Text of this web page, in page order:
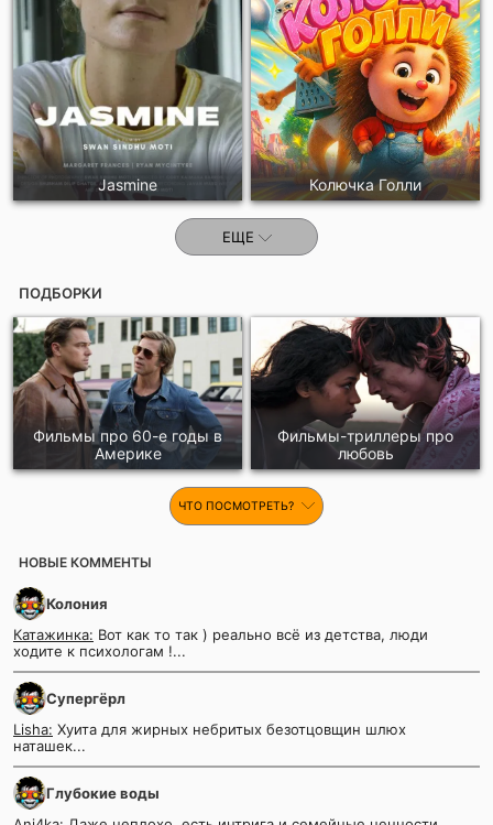
Jasmine Колючка Голли
ЕЩЕ
ПОДБОРКИ
Фильмы про 60-е годы в
Америке
Фильмы-триллеры про
любовь
ЧТО ПОСМОТРЕТЬ?
НОВЫЕ КОММЕНТЫ
Колония
Катажинка: Вот как то так ) реально всё из детства, люди
ходите к психологам !...
Супергёрл
Lisha: Хуита для жирных небритых безотцовщин шлюх
наташек...
Глубокие воды